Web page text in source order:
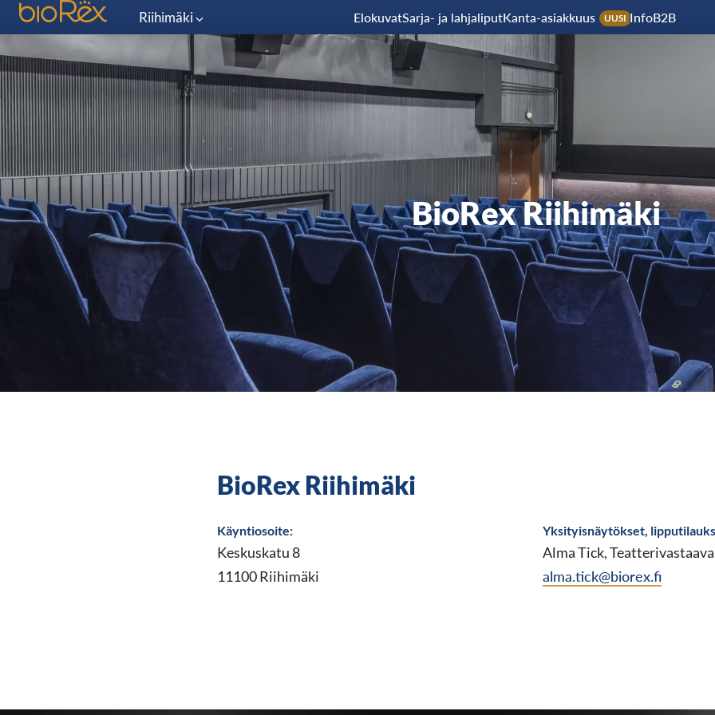
Riihimäki ElokuvatSarja- ja lahjaliputKanta-asiakkuus UUSI InfoB2B
BioRex Riihimäki
BioRex Riihimäki
Käyntiosoite:
Keskuskatu 8
11100 Riihimäki
Yksityisnäytökset,
Alma Tick, Teatterivastaava
alma.tick@biorex.fi